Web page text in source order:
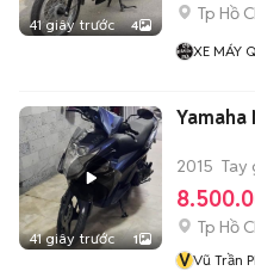
41 giây trước 4
Tp Hồ
XE MÁY
41 giây trước 1
Yamaha
2015 Tay
Tp Hồ
VVũ Trần